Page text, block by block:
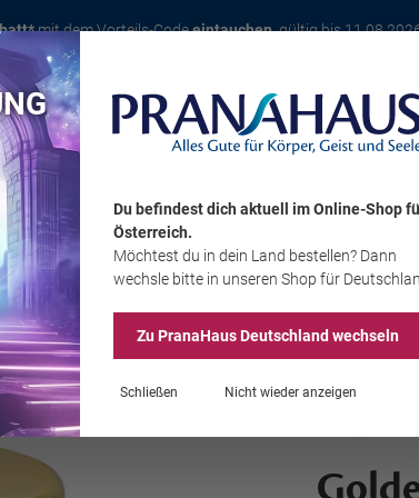
mit dem Vorteils-Codeeintauchen, gültig bis
Karte
Schmuck Edelsteine Wohnambiente
Sale
Du befindest dich aktuell im Online-Shop
Österreich.
Möchtest du in dein Land bestellen? Dann
wechsle bitte in unseren Shop für
Zu PranaHausDeutschland wechseln
Schließen Nicht wieder anzeigen